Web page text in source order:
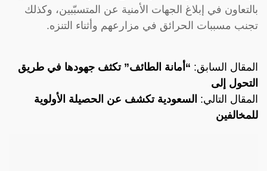
بالتعاون في إبلاغ الجهات الأمنية عن المتسبّبين، وكذلك
تجنب مسببات الحرائق في مزارعهم وأثناء التنزه.
المقال السابق: “أمانة الطائف” تكثف جهودها في طريق
التحول إلى
المقال التالي: السعودية تكشف عن الحصيلة الأولوية
للمخالفين